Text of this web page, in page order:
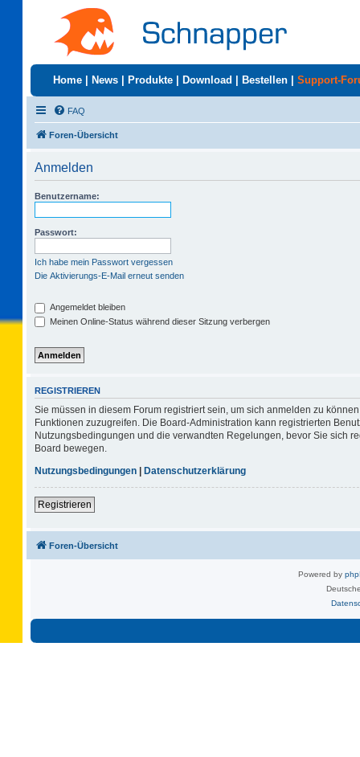
Home News Produkte Download Bestellen Support-
FAQ
Foren-Übersicht
Anmelden
Benutzername:
Passwort:
Ich habe mein Passwort vergessen
Die Aktivierungs-E-Mail erneut senden
Angemeldet bleiben
Meinen Online-Status während dieser Sitzung verbergen
REGISTRIEREN
Sie müssen in diesem Forum registriert sein, um sich anmelden zu
Funktionen zuzugreifen. Die Board-Administration kann registrierten
Nutzungsbedingungen und die verwandten Regelungen, bevor Sie sich
Board bewegen.
Nutzungsbedingungen | Datenschutzerklärung
Registrieren
Foren-Übersicht
Powered by